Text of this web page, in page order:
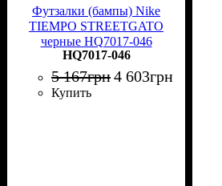
Футзалки (бампы) Nike
TIEMPO STREETGATO
черные HQ7017-046
HQ7017-046
5 167грн4 603грн
Купить